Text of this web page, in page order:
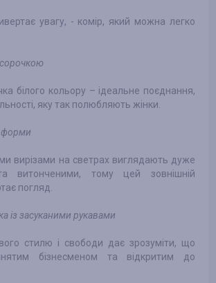
увагу, - комір, який можна легко
білого кольору – ідеальне поєднання,
яку так полюбляють жінки.
форми
вирізами на светрах виглядають дуже
витонченими, тому цей зовнішній
погляд.
із засуканими рукавами
стилю і свободи дає зрозуміти, що
бізнесменом та відкритим до